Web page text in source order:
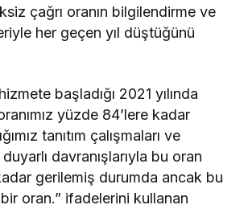
çağrı oranın bilgilendirme ve
her geçen yıl düştüğünü
başladığı 2021 yılında
yüzde 84’lere kadar
tanıtım çalışmaları ve
duyarlı davranışlarıyla bu oran
gerilemiş durumda ancak bu
oran.” ifadelerini kullanan